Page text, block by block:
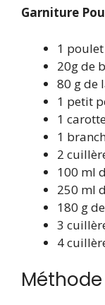
Garniture
1
20g de
80 g de
1 petit
1
1
2
100 ml
250 ml
180 g
3
4
Méthode